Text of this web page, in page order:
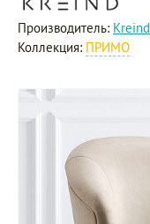
Производитель: Kreind
Коллекция: ПРИМО